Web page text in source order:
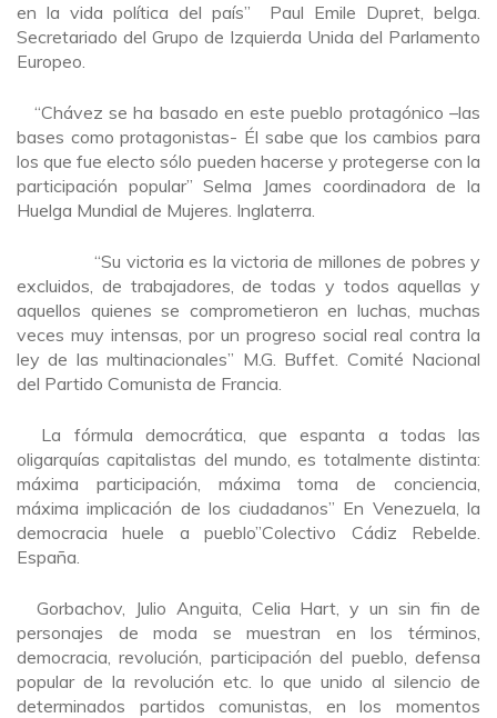
en la vida política del país” Paul Emile Dupret, belga.
Secretariado del Grupo de Izquierda Unida del Parlamento
Europeo.
“Chávez se ha basado en este pueblo protagónico –las
bases como protagonistas- Él sabe que los cambios para
los que fue electo sólo pueden hacerse y protegerse con la
participación popular” Selma James coordinadora de la
Huelga Mundial de Mujeres. Inglaterra.
“Su victoria es la victoria de millones de pobres y
excluidos, de trabajadores, de todas y todos aquellas y
aquellos quienes se comprometieron en luchas, muchas
veces muy intensas, por un progreso social real contra la
ley de las multinacionales” M.G. Buffet. Comité Nacional
del Partido Comunista de Francia.
La fórmula democrática, que espanta a todas las
oligarquías capitalistas del mundo, es totalmente distinta:
máxima participación, máxima toma de conciencia,
máxima implicación de los ciudadanos” En Venezuela, la
democracia huele a pueblo”Colectivo Cádiz Rebelde.
España.
Gorbachov, Julio Anguita, Celia Hart, y un sin fin de
personajes de moda se muestran en los términos,
democracia, revolución, participación del pueblo, defensa
popular de la revolución etc. lo que unido al silencio de
determinados partidos comunistas, en los momentos